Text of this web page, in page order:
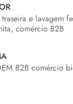
e lavagem
comércio B2B
B2B comércio